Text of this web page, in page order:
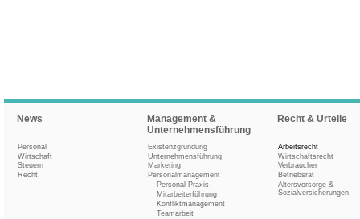
News
Personal
Wirtschaft
Steuern
Recht
Management &
Unternehmensführung
Existenzgründung
Unternehmensführung
Marketing
Personalmanagement
Personal-Praxis
Mitarbeiterführung
Konfliktmanagement
Teamarbeit
Recht & Urteile
Arbeitsrecht
Wirtschaftsrecht
Verbraucher
Betriebsrat
Altersvorsorge &
Sozialversicherungen